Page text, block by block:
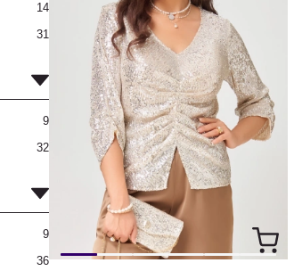
14
31
9
32
9
36